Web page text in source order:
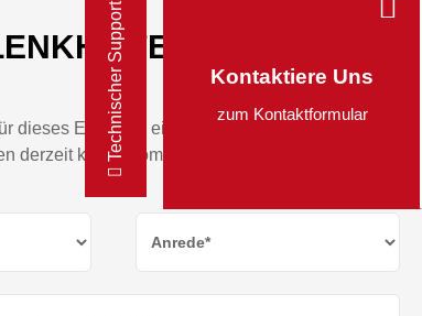
Technischer Support Kontaktiere Uns
zum Kontaktformular
-
dieses Ersatzteil eine Anfrage
derzeit kein automatisiertes Angebot für dieses